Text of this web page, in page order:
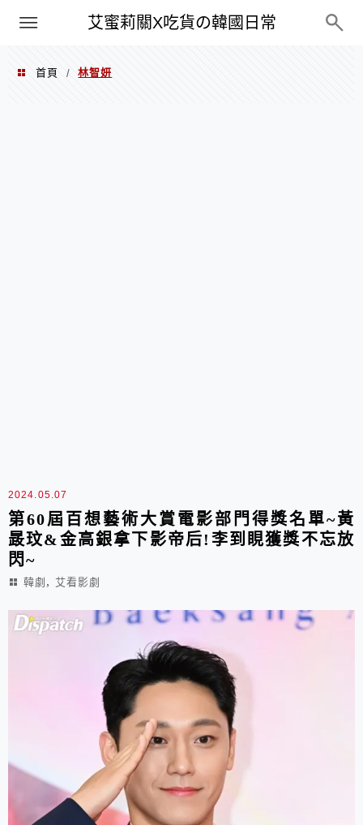
艾蜜莉關X吃貨の韓國日常
PXN
首頁 / 林智妍
2024.05.07
第60屆百想藝術大賞電影部門得獎名單~黃
晸玟&金高銀拿下影帝后!李到睍獲獎不忘放
閃~
韓劇 , 艾看影劇